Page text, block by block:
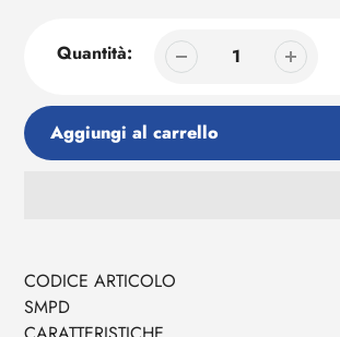
Quantità:
Aggiungi al carrello
prodotto
al
tuo
CODICE ARTICOLO
SMPD